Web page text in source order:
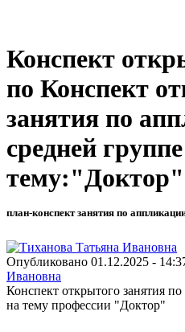
Конспект
по Конспект
занятия по
средней
тему:"Доктор"
план-конспект занятия по
Опубликовано 01.12.2025 -
Ивановна
Конспект открытого занятия
на тему профессии "Доктор"